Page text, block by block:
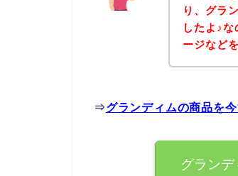
り、グラ
したよ♪
ージなど
⇒グランディムの商品を
グラン